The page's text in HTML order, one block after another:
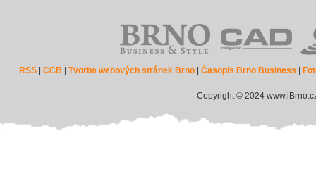
RSS |CCB |Tvorba webových stránek Brno |Časopis Brno Business
Copyright © 2024